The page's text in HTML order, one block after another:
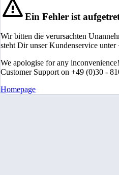
Ein Fehler ist
Wir bitten die verursachten
steht Dir unser Kundenservice
We apologise for any
Customer Support on +49 (0)30 -
Homepage